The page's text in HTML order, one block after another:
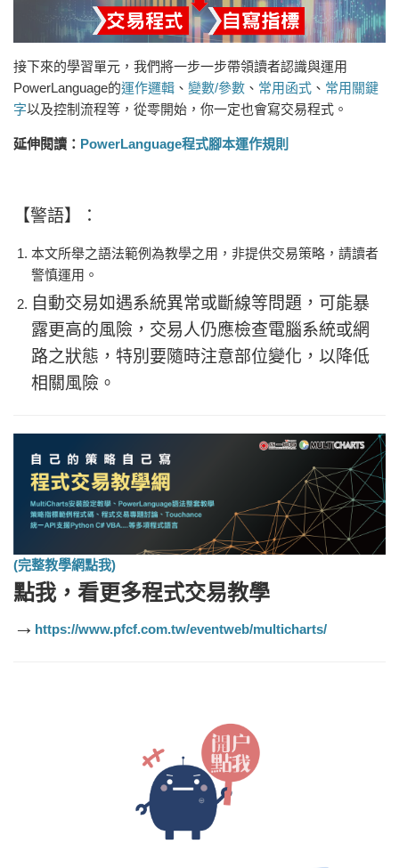
接下來的學習單元，我們將一步一步帶領讀者認識與運用
PowerLanguage的運作邏輯 、 變數/參數 、 常用函式 、 常用關鍵
字以及控制流程等，從零開始，你一定也會寫交易程式。
延伸閱讀： PowerLanguage程式腳本運作規則
【警語】：
本文所舉之語法範例為教學之用，非提供交易策略，請讀者
警慎運用。
自動交易如遇系統異常或斷線等問題，可能暴
露更高的風險，交易人仍應檢查電腦系統或網
路之狀態，特別要隨時注意部位變化，以降低
相關風險。
(完整教學網點我)
點我，看更多程式交易教學
→ https://www.pfcf.com.tw/eventweb/multicharts/